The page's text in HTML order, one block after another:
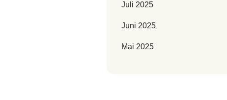
Juli 2025
Juni 2025
Mai 2025